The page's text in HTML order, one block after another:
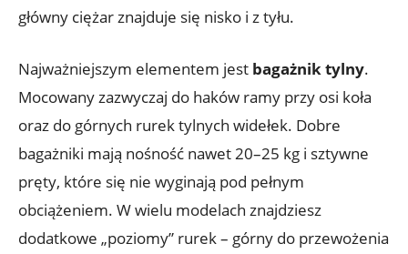
główny ciężar znajduje się nisko i z tyłu.
Najważniejszym elementem jest bagażnik tylny.
Mocowany zazwyczaj do haków ramy przy osi koła
oraz do górnych rurek tylnych widełek. Dobre
bagażniki mają nośność nawet 20–25 kg i sztywne
pręty, które się nie wyginają pod pełnym
obciążeniem. W wielu modelach znajdziesz
dodatkowe „poziomy” rurek – górny do przewożenia